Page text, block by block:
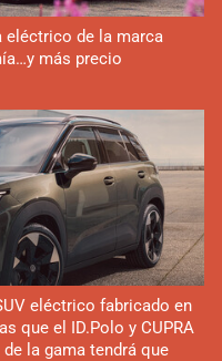
eléctrico de la marca
más precio
eléctrico fabricado en
que el ID.Polo y CUPRA
la gama tendrá que